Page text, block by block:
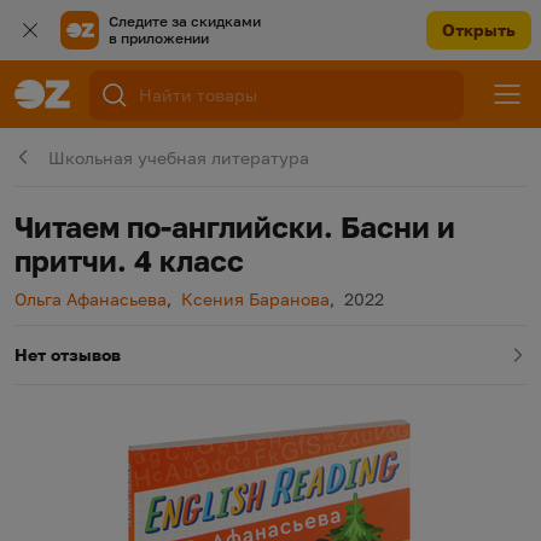
Следите за скидками
в приложении
Открыть
Школьная учебная литература
Читаем по-английски. Басни и
притчи. 4 класс
Автор
Ольга Афанасьева, Автор
Ксения Баранова, Год издания
2022
Нет отзывов